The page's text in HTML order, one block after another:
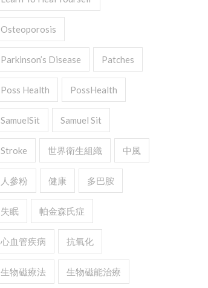
Osteoporosis
Parkinson’s Disease Patches
Poss Health PossHealth
SamuelSit Samuel Sit
Stroke 世界衛生組織 中風
人參粉 健康 多巴胺
失眠 帕金森氏症
心血管疾病 抗氧化
生物磁療法 生物磁能治療